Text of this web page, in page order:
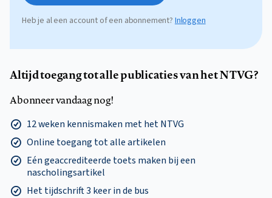
Heb je al een account of een abonnement? Inloggen
Altijd toegang tot alle publicaties van het NTVG?
Abonneer vandaag nog!
12 weken kennismaken met het NTVG
Online toegang tot alle artikelen
Eén geaccrediteerde toets maken bij een
nascholingsartikel
Het tijdschrift 3 keer in de bus